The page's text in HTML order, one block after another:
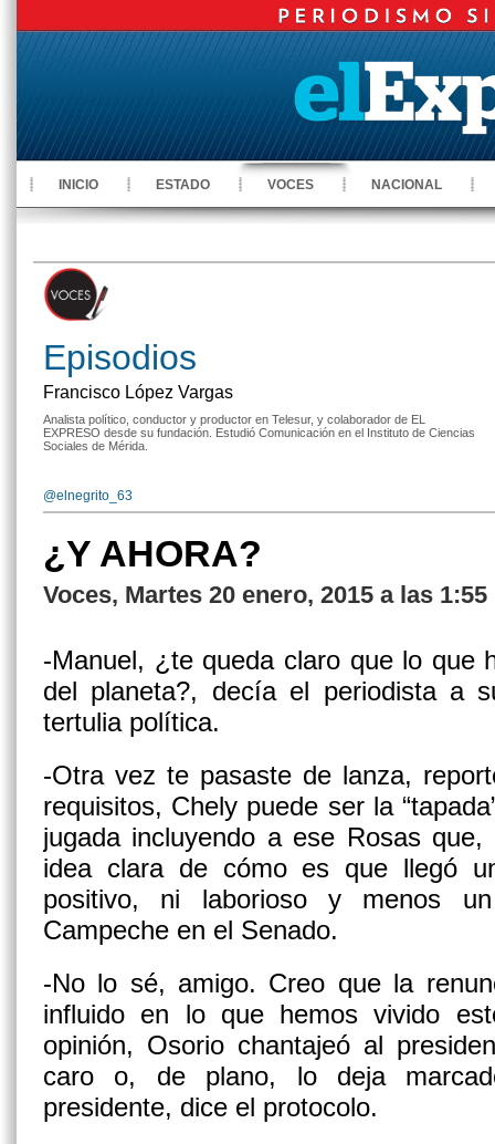
INICIO ESTADO VOCES NACIONAL
Episodios
Francisco López Vargas
Analista político, conductor y productor en Telesur, y colaborador de EL
EXPRESO desde su fundación. Estudió Comunicación en el Instituto de Ciencias
Sociales de Mérida.
@elnegrito_63
¿Y AHORA?
Voces, Martes 20 enero, 2015 a las 1:55
-Manuel, ¿te queda claro que lo que
del planeta?, decía el periodista a
tertulia política.
-Otra vez te pasaste de lanza,
requisitos, Chely puede ser la
jugada incluyendo a ese Rosas
idea clara de cómo es que llegó
positivo, ni laborioso y menos
Campeche en el Senado.
-No lo sé, amigo. Creo que la
influido en lo que hemos vivido
opinión, Osorio chantajeó al
caro o, de plano, lo deja
presidente, dice el protocolo.